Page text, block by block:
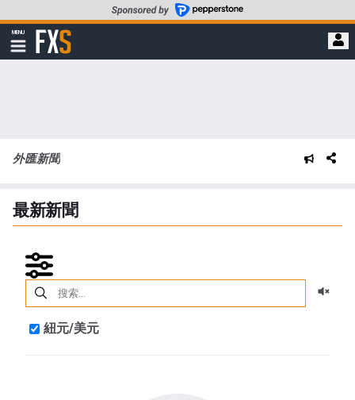
至
要
MENU
顯
示
FXStreet
外匯新聞
最新新聞
紐元/美元